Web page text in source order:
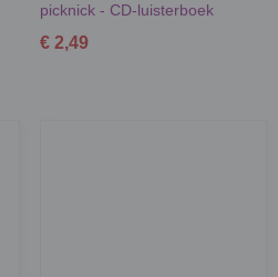
picknick - CD-luisterboek
€ 2,49